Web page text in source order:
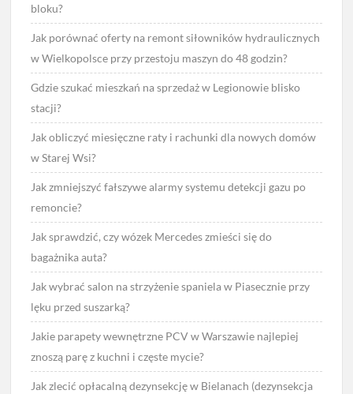
bloku?
Jak porównać oferty na remont siłowników hydraulicznych
w Wielkopolsce przy przestoju maszyn do 48 godzin?
Gdzie szukać mieszkań na sprzedaż w Legionowie blisko
stacji?
Jak obliczyć miesięczne raty i rachunki dla nowych domów
w Starej Wsi?
Jak zmniejszyć fałszywe alarmy systemu detekcji gazu po
remoncie?
Jak sprawdzić, czy wózek Mercedes zmieści się do
bagażnika auta?
Jak wybrać salon na strzyżenie spaniela w Piasecznie przy
lęku przed suszarką?
Jakie parapety wewnętrzne PCV w Warszawie najlepiej
znoszą parę z kuchni i częste mycie?
Jak zlecić opłacalną dezynsekcję w Bielanach (dezynsekcja